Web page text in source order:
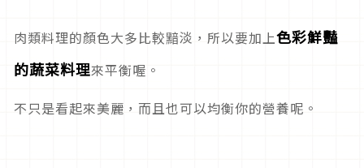
肉類料理的顏色大多比較黯淡，所以要加上色彩鮮豔
的蔬菜料理來平衡喔。
不只是看起來美麗，而且也可以均衡你的營養呢。